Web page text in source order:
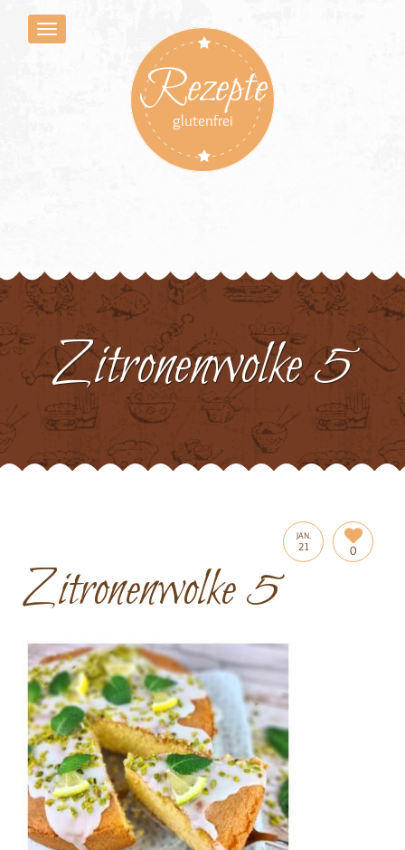
Rezepte
glutenfrei
Zitronenwolke 5
JAN.
21 0
Zitronenwolke 5